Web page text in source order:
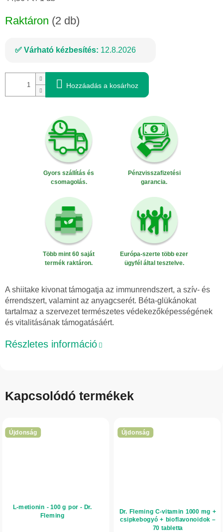
Raktáron (2 db)
Várható kézbesítés: 12.8.2026
Hozzáadás a kosárhoz
Gyors szállítás és
csomagolás.
Pénzvisszafizetési
garancia.
Több mint 60 saját
termék raktáron.
Európa-szerte több ezer
ügyfél által tesztelve.
A shiitake kivonat támogatja az immunrendszert, a szív- és
érrendszert, valamint az anyagcserét. Béta-glükánokat
tartalmaz a szervezet természetes védekezőképességének
és vitalitásának támogatásáért.
Részletes információ
Kapcsolódó termékek
Újdonság
L-metionin - 100 g por - Dr.
Fleming
Újdonság
Dr. Fleming C-vitamin 1000 mg +
csipkebogyó + bioflavonoidok –
70 tabletta